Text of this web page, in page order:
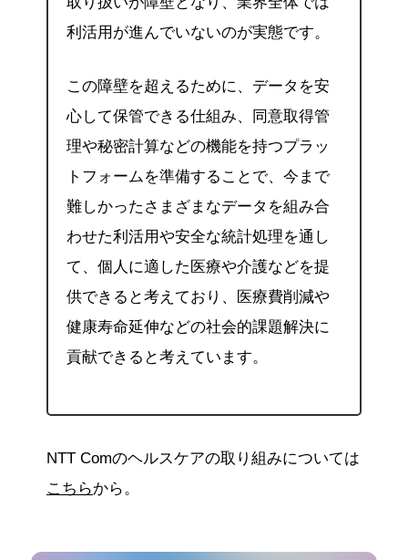
利活用が進んでいないのが実態です。
この障壁を超えるために、データを安
心して保管できる仕組み、同意取得管
理や秘密計算などの機能を持つプラッ
トフォームを準備することで、今まで
難しかったさまざまなデータを組み合
わせた利活用や安全な統計処理を通し
て、個人に適した医療や介護などを提
供できると考えており、医療費削減や
健康寿命延伸などの社会的課題解決に
貢献できると考えています。
NTT Comのヘルスケアの取り組みについては
こちらから。